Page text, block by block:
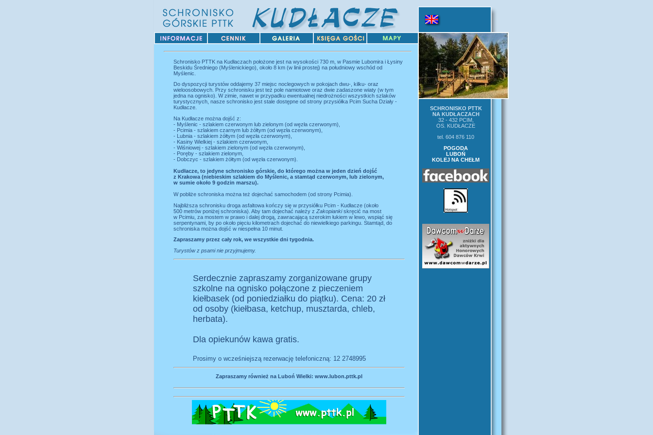
Schronisko PTTK na Kudłaczach położone jest na wysokości 730 m, w Pasmie Lubomira i Łysiny
Beskidu Średniego (Myślenickiego), około 8 km (w linii prostej) na południowy wschód od
Myślenic.
Do dyspozycji turystów oddajemy 37 miejsc noclegowych w pokojach dwu-, kilku- oraz
wieloosobowych. Przy schronisku jest też pole namiotowe oraz dwie zadaszone wiaty (w tym
jedna na ognisko). W zimie, nawet w przypadku ewentualnej niedrożności wszystkich szlaków
turystycznych, nasze schronisko jest stale dostępne od strony przysiółka Pcim Sucha Działy -
Kudłacze.
Na Kudłacze można dojść z:
- Myślenic - szlakiem czerwonym lub zielonym (od węzła czerwonym),
- Pcimia - szlakiem czarnym lub żółtym (od węzła czerwonym),
- Lubnia - szlakiem żółtym (od węzła czerwonym),
- Kasiny Wielkiej - szlakiem czerwonym,
- Wiśniowej - szlakiem zielonym (od węzła czerwonym),
- Poręby - szlakiem zielonym,
- Dobczyc - szlakiem żółtym (od węzła czerwonym).
Kudłacze, to jedyne schronisko górskie, do którego można w jeden dzień dojść
z Krakowa (niebieskim szlakiem do Myślenic, a stamtąd czerwonym, lub zielonym,
w sumie około 9 godzin marszu).
W pobliże schroniska można też dojechać samochodem (od strony Pcimia).
Najbliższa schronisku droga asfaltowa kończy się w przysiółku Pcim - Kudłacze (około
500 metrów poniżej schroniska). Aby tam dojechać należy z Zakopiankiskręcić na most
w Pcimiu, za mostem w prawo i dalej drogą, zawracającą szerokim łukiem w lewo, wspiąć się
serpentynami, by po około pięciu kilometrach dojechać do niewielkiego parkingu. Stamtąd, do
schroniska można dojść w niespełna 10 minut.
Zapraszamy przez cały rok, we wszystkie dni tygodnia.
Turystów z psami nie przyjmujemy.
Serdecznie zapraszamy zorganizowane grupy
szkolne na ognisko połączone z pieczeniem
kiełbasek (od poniedziałku do piątku). Cena: 20 zł
od osoby (kiełbasa, ketchup, musztarda, chleb,
herbata).
Dla opiekunów kawa gratis.
Prosimy o wcześniejszą rezerwację telefoniczną: 12 2748995
Zapraszamy również na Luboń Wielki:www.lubon.pttk.pl
SCHRONISKO PTTK
NA KUDŁACZACH
32 - 432 PCIM,
OS. KUDŁACZE
tel. 604 876 110
POGODA
LUBOŃ
KOLEJ NA CHEŁM